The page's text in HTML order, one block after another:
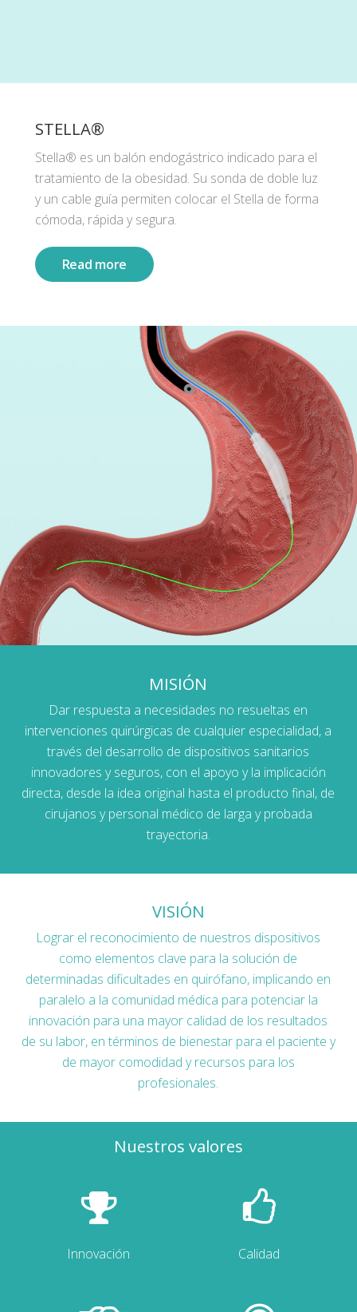
STELLA®
Stella® es un balón endogástrico indicado para el
tratamiento de la obesidad. Su sonda de doble luz
y un cable guía permiten colocar el Stella de forma
cómoda, rápida y segura.
Read more
MISIÓN
Dar respuesta a necesidades no resueltas en
intervenciones quirúrgicas de cualquier especialidad, a
través del desarrollo de dispositivos sanitarios
innovadores y seguros, con el apoyo y la implicación
directa, desde la idea original hasta el producto final, de
cirujanos y personal médico de larga y probada
trayectoria.
VISIÓN
Lograr el reconocimiento de nuestros dispositivos
como elementos clave para la solución de
determinadas dificultades en quirófano, implicando en
paralelo a la comunidad médica para potenciar la
innovación para una mayor calidad de los resultados
de su labor, en términos de bienestar para el paciente y
de mayor comodidad y recursos para los
profesionales.
Nuestros valores
Innovación Calidad